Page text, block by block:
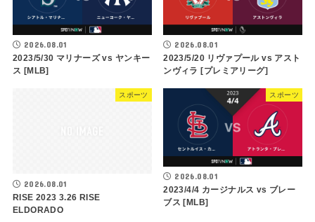
2026.08.01
2023/5/30 マリナーズ vs ヤンキー
ス [MLB]
2026.08.01
2023/5/20 リヴァプール vs アスト
ンヴィラ [プレミアリーグ]
スポーツ
2026.08.01
RISE 2023 3.26 RISE
ELDORADO
スポーツ
2026.08.01
2023/4/4 カージナルス vs ブレー
ブス [MLB]